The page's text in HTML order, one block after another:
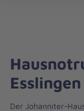
Esslingen
Der Johanniter-